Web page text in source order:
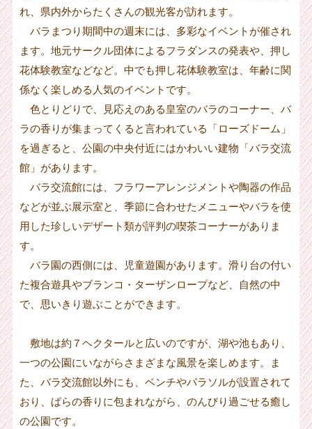
れ、県内外からたくさんの観光客が訪れます。
バラまつり期間中の週末には、多彩なイベントが催され
ます。地元サークル団体によるフラダンスの発表や、押し
花体験教室などなど。中でも押し花体験教室は、年齢に関
係なく楽しめる人気のイベントです。
色とりどりで、見応えのある皇室のバラのコーナー、バ
ラの香りが集まってくると言われている「ローズドーム」
を過ぎると、公園の中央付近にはかわいい建物「バラ交流
館」があります。
バラ交流館には、フラワーアレンジメントや陶器の作品
などが並ぶ展示室と、季節に合わせたメニューやバラを使
用した珍しいデザート類が評判の喫茶コーナーがありま
す。
バラ園の西側には、児童遊園があります。滑り台の付い
た複合遊具やブランコ・ターザンロープなど、自然の中
で、思いきり遊ぶことができます。
敷地は約７ヘクタールと広いのですが、湖や池もあり、
一つの公園にいながらさまざまな風景を楽しめます。ま
た、バラ交流館以外にも、ベンチやパラソルが設置されて
おり、ばらの香りに包まれながら、のんびり過ごせる癒し
の公園です。